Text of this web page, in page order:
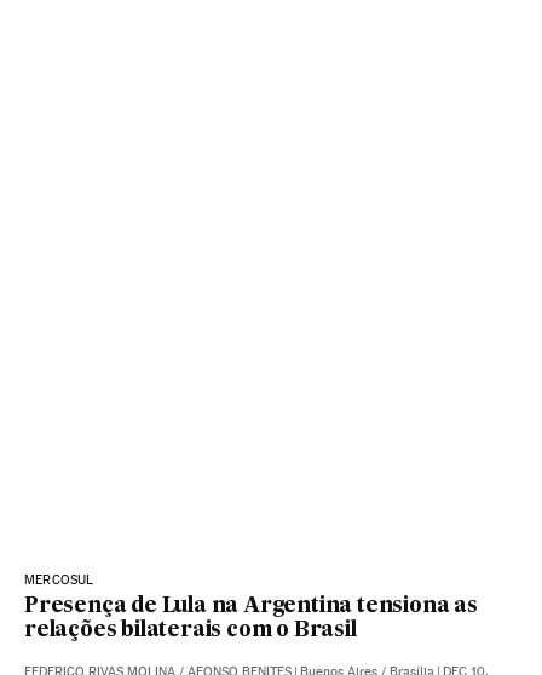
MERCOSUL
Presença de Lula na Argentina tensiona as
relações bilaterais com o Brasil
FEDERICO RIVAS MOLINA / AFONSO BENITES | Buenos Aires / Brasília | DEC 10,